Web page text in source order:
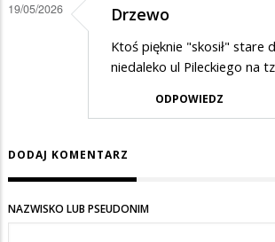
19/05/2026 Drzewo
Ktoś pięknie "skosił" stare
niedaleko ul Pileckiego na
ODPOWIEDZ
DODAJ KOMENTARZ
NAZWISKO LUB PSEUDONIM